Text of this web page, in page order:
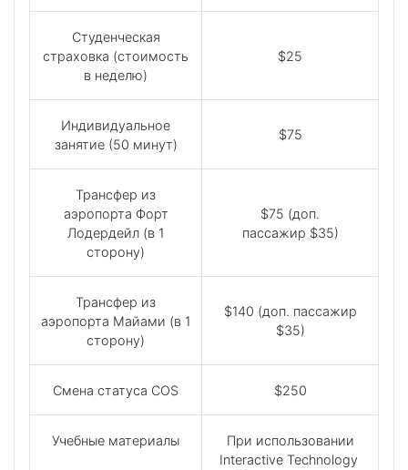
Студенческая
страховка (стоимость
в неделю)
$25
Индивидуальное
занятие (50 минут)
$75
Трансфер из
аэропорта Форт
Лодердейл (в 1
сторону)
$75 (доп.
пассажир $35)
Трансфер из
аэропорта Майами (в 1
сторону)
$140 (доп. пассажир
$35)
Смена статуса COS $250
Учебные материалы
При использовании
Interactive Technology